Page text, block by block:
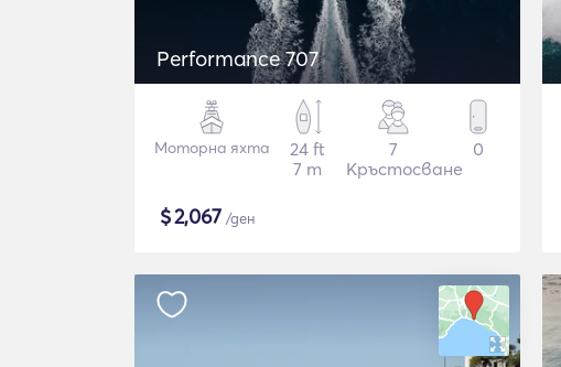
Performance 707
Моторна яхта
24 ft
7 m
7
Кръстосване
0
$2,067 /ден